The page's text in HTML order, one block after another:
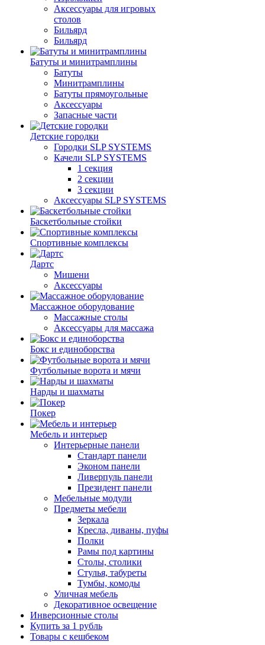
Аксессуары для игровых
столов
Бильяpд
Бильяpд
Батуты и минитрамплины
Батуты
Минитрамплины
Батуты прямоугольные
Аксессуары
Запасные части
Детские городки
Городки SLP SYSTEMS
Качели SLP SYSTEMS
1 секция
2 секции
3 секции
Аксессуары SLP SYSTEMS
Баскетбольные стойки
Спортивные комплексы
Дартс
Мишени
Аксессуары
Массажное оборудование
Массажные столы
Аксессуары для массажа
Бокс и единоборства
Футбольные ворота и мячи
Нарды и шахматы
Покер
Мебель и интерьер
Интерьерные панели
Стандарт панели
Эконом панели
Ливерпуль панели
Президент панели
Мебельные модули
Предметы мебели
Зеркала
Кресла, диваны, пуфы
Полки
Рамы под картины
Столы, столики
Стулья, табуреты
Тумбы, комоды
Уличная мебель
Декоративное освещение
Инверсионные столы
Купить за 1 рубль
Товары с кешбеком